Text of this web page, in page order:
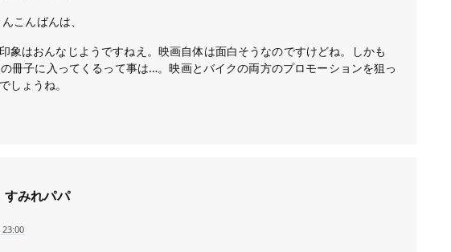
こんばんは、
象はおんなじようですねえ。映画自体は面白そうなのですけどね。しかも
冊子に入ってくるって事は…。映画とバイクの両方のプロモーションを狙っ
しょうね。
すみれパパ